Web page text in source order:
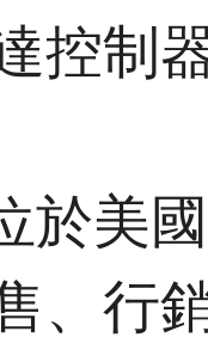
控制
於美
、行